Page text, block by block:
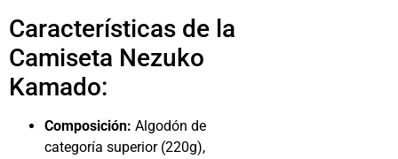
Características de la
Camiseta Nezuko
Kamado:
Composición: Algodón de
categoría superior (220g),